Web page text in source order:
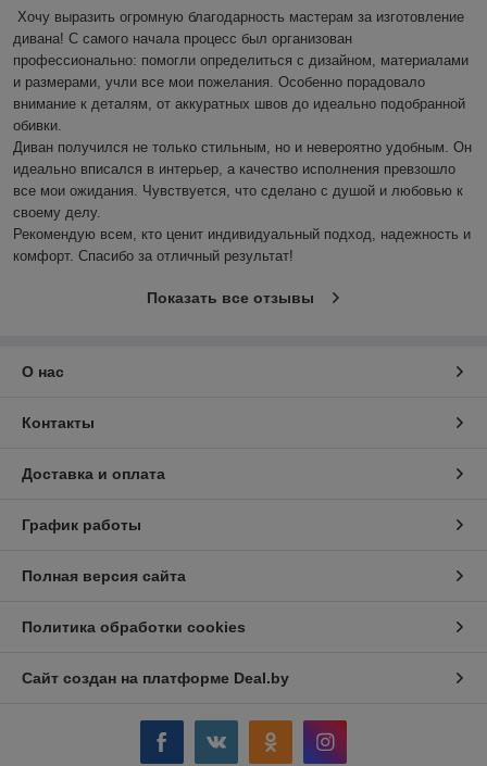
Хочу выразить огромную благодарность мастерам за изготовление
дивана! С самого начала процесс был организован
профессионально: помогли определиться с дизайном, материалами
и размерами, учли все мои пожелания. Особенно порадовало
внимание к деталям, от аккуратных швов до идеально подобранной
обивки.
Диван получился не только стильным, но и невероятно удобным. Он
идеально вписался в интерьер, а качество исполнения превзошло
все мои ожидания. Чувствуется, что сделано с душой и любовью к
своему делу.
Рекомендую всем, кто ценит индивидуальный подход, надежность и
комфорт. Спасибо за отличный результат!
Показать все отзывы
О нас
Контакты
Доставка и оплата
График работы
Полная версия сайта
Политика обработки cookies
Сайт создан на платформе Deal.by